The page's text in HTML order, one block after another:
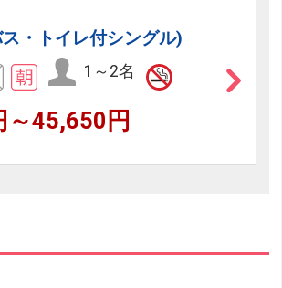
・トイレ付シングル)
1～2名
45,650円